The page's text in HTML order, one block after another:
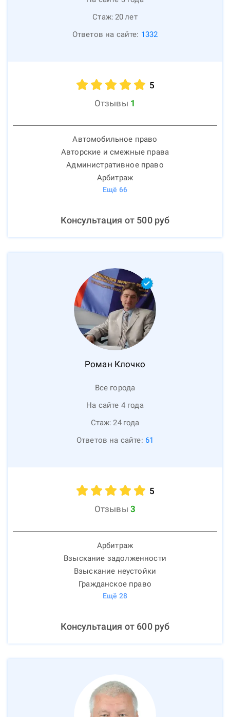
Стаж: 20лет
Ответов на сайте: 1332
5
Отзывы 1
Автомобильное право
Авторские и смежные права
Административное право
Арбитраж
Ещё 66
Консультация от 500руб
Роман Клочко
Все города
На сайте 4 года
Стаж: 24 года
Ответов на сайте: 61
5
Отзывы 3
Арбитраж
Взыскание задолженности
Взыскание неустойки
Гражданское право
Ещё 28
Консультация от 600руб